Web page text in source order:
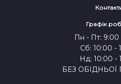
Графік
Пн - Пт: 9:00
Сб: 10:00 -
Нд: 10:00 -
БЕЗ ОБІДНЬОЇ